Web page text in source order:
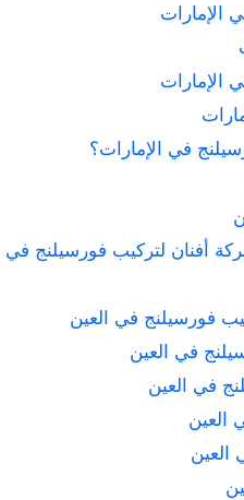
الإمارات
الإمارات
في الإمارات؟
أفنان لتركيب فورسيلنج في
فورسيلنج في العين
في العين
في العين
العين
العين